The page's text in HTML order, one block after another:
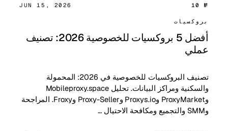
№ 10
JUN 15, 2026
بروكسيات
أفضل 5 بروكسيات للخصوصية 2026: تصنيف
عملي
تصنيف البروكسيات للخصوصية في 2026: المحمولة
والسكنية ومراكز البيانات. تحليل Mobileproxy.space
وProxyMarket وProxys.io وProxy-Seller وFroxy. المراجحة
وSMM والتجميع ومكافحة الاحتيال …